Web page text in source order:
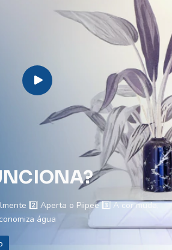
2️⃣ Aperta o Piipee 3️⃣ A cor muda,
água